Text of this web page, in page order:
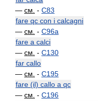
— см. - C83
fare qc con i calcagni
— см. - C96a
fare a calci
— см. - C130
far callo
— см. - C195
fare (il) callo a qc
— см. - C196